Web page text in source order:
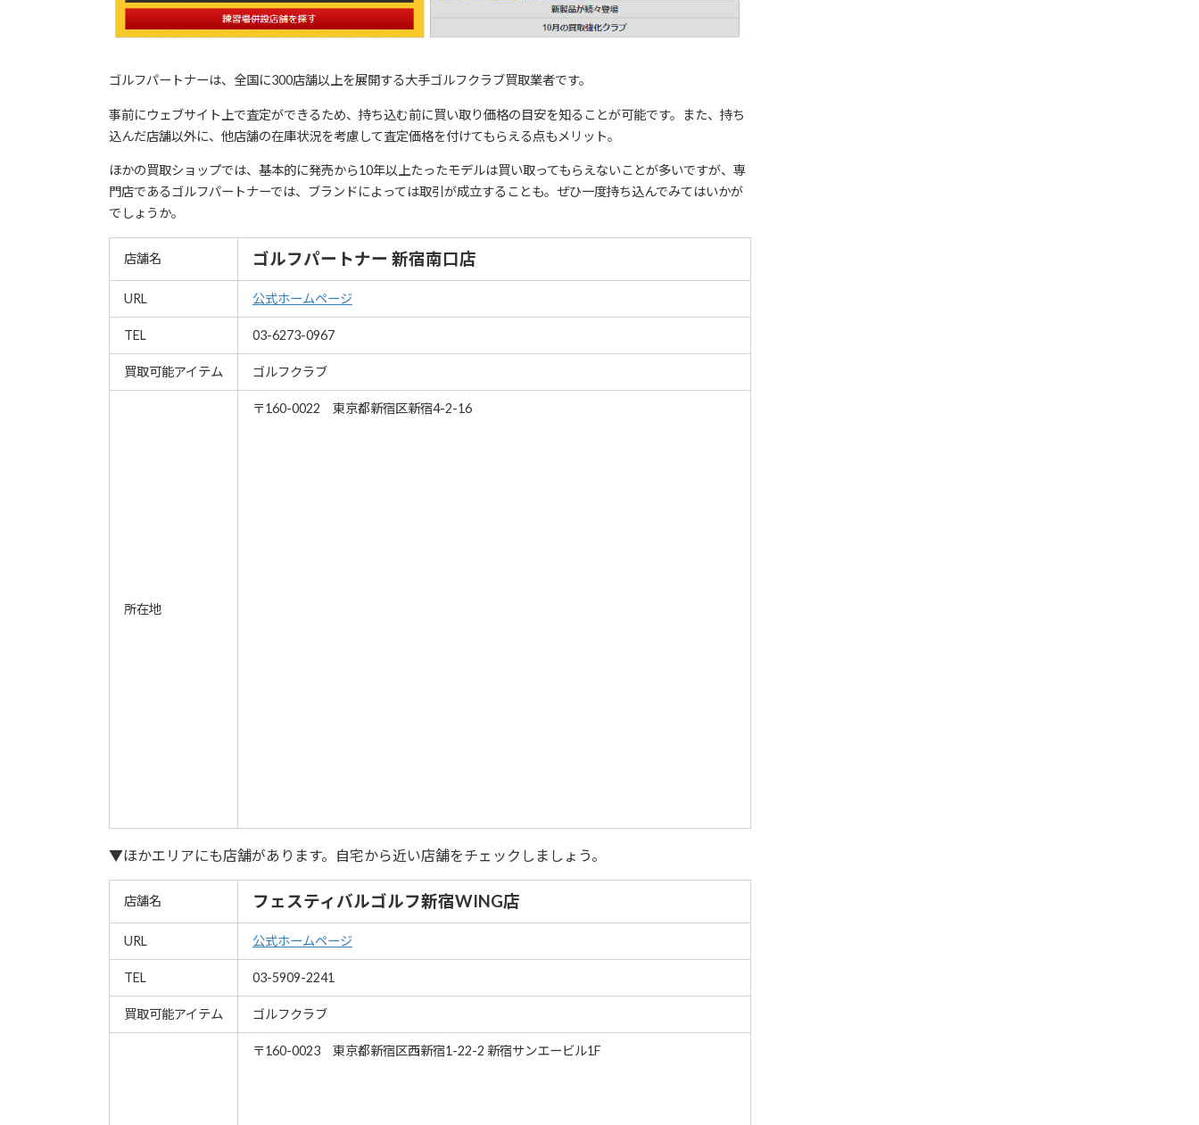
ゴルフパートナーは、全国に300店舗以上を展開する大手ゴルフクラブ買取業者です。
事前にウェブサイト上で査定ができるため、持ち込む前に買い取り価格の目安を知ることが可能です。また、持ち
込んだ店舗以外に、他店舗の在庫状況を考慮して査定価格を付けてもらえる点もメリット。
ほかの買取ショップでは、基本的に発売から10年以上たったモデルは買い取ってもらえないことが多いですが、専
門店であるゴルフパートナーでは、ブランドによっては取引が成立することも。ぜひ一度持ち込んでみてはいかが
でしょうか。
店舗名 ゴルフパートナー 新宿南口店
URL 公式ホームページ
TEL 03-6273-0967
買取可能アイテム ゴルフクラブ
所在地
〒160-0022 東京都新宿区新宿4-2-16
▼ほかエリアにも店舗があります。自宅から近い店舗をチェックしましょう。
店舗名 フェスティバルゴルフ新宿WING店
URL 公式ホームページ
TEL 03-5909-2241
買取可能アイテム ゴルフクラブ
〒160-0023 東京都新宿区西新宿1-22-2 新宿サンエービル1F